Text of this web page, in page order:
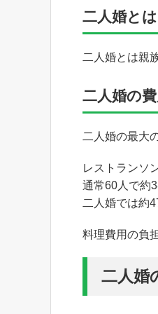
二人婚とは
二人婚とは親
二人婚の費
二人婚の最大
レストランソ
通常60人で約
二人婚では約
料理費用の負
二人婚